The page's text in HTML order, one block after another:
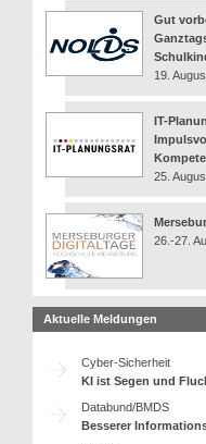
Gut
19.
IT-
25.
26.-27.
Aktuelle Meldungen
Cyber-Sicherheit
KI ist Segen und
Databund/BMDS
Besserer